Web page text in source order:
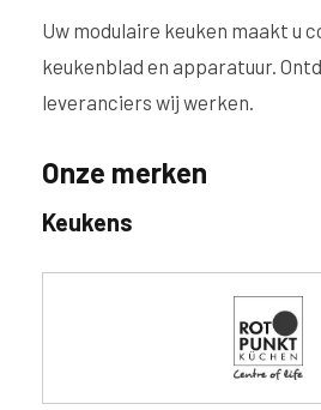
Uw modulaire keuken maakt u
keukenblad en apparatuur.
leveranciers wij werken.
Onze merken
Keukens